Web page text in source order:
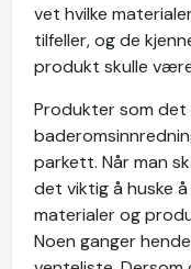
vet hvilke
tilfeller, og de
produkt skulle
Produkter som det
parkett. Når man
det viktig å huske
materialer og
Noen ganger